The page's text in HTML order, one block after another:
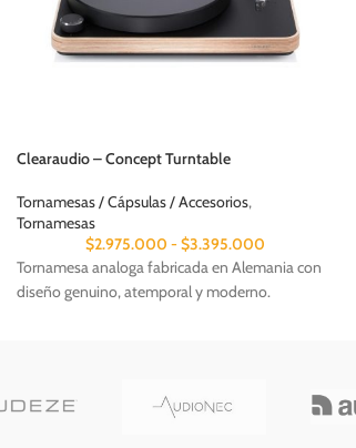
Clearaudio – Concept Turntable
Tornamesas / Cápsulas / Accesorios,
Tornamesas
$2.975.000 -$3.395.000
Tornamesa analoga fabricada en Alemania con
diseño genuino, atemporal y moderno.